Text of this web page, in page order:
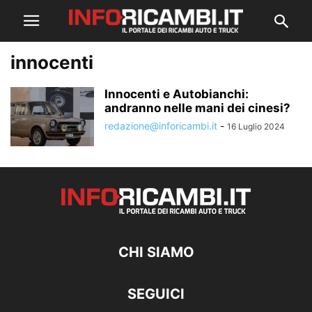
innocenti
Innocenti e Autobianchi:
andranno nelle mani dei cinesi?
redazione@inforicambi.it - 16 Luglio 2024
CHI SIAMO
SEGUICI